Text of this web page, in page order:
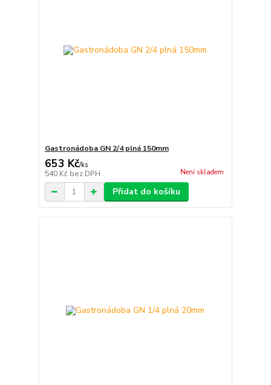
Gastronádoba GN 2/4 plná 150mm
653 Kč/ks
540 Kč bez DPH Není skladem
Přidat do košíku